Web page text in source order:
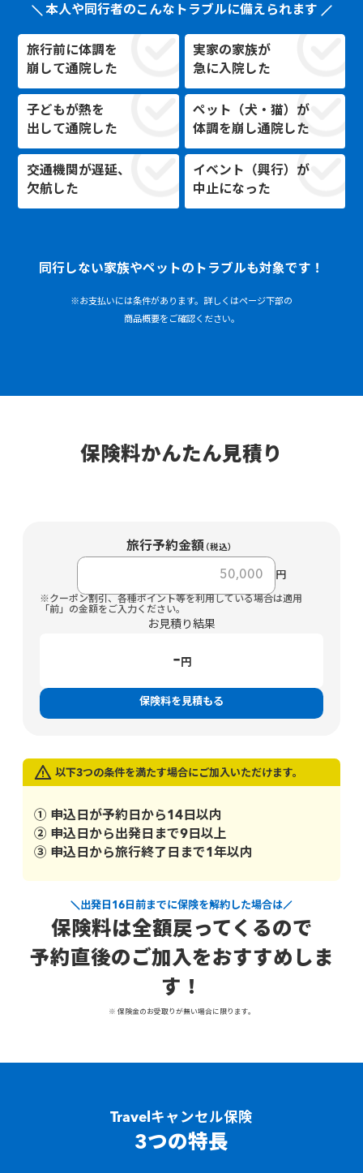
本人や同行者のこんなトラブルに備えられます
旅行前に体調を
崩して通院した
実家の家族が
急に入院した
子どもが熱を
出して通院した
ペット（犬・猫）が
体調を崩し通院した
交通機関が遅延、
欠航した
イベント（興行）が
中止になった
同行しない家族やペットのトラブルも対象です！
※お支払いには条件があります。詳しくはページ下部の
商品概要をご確認ください。
保険料かんたん見積り
旅行予約金額（税込）
円
※クーポン割引、各種ポイント等を利用している場合は適用
「前」の金額をご入力ください。
お見積り結果
- 円
保険料を見積もる
以下3つの条件を満たす場合にご加入いただけます。
① 申込日が予約日から14日以内
② 申込日から出発日まで9日以上
③ 申込日から旅行終了日まで1年以内
出発日16日前までに保険を解約した場合は
保険料は全額戻ってくるので
予約直後のご加入をおすすめしま
す！
※ 保険金のお受取りが無い場合に限ります。
Travelキャンセル保険
3つの特長